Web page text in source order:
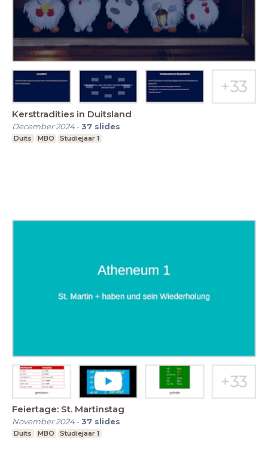
Kersttradities in Duitsland
December 2024-37 slides
Duits MBO Studiejaar 1
Feiertage: St. Martinstag
November 2024-37 slides
Duits MBO Studiejaar 1